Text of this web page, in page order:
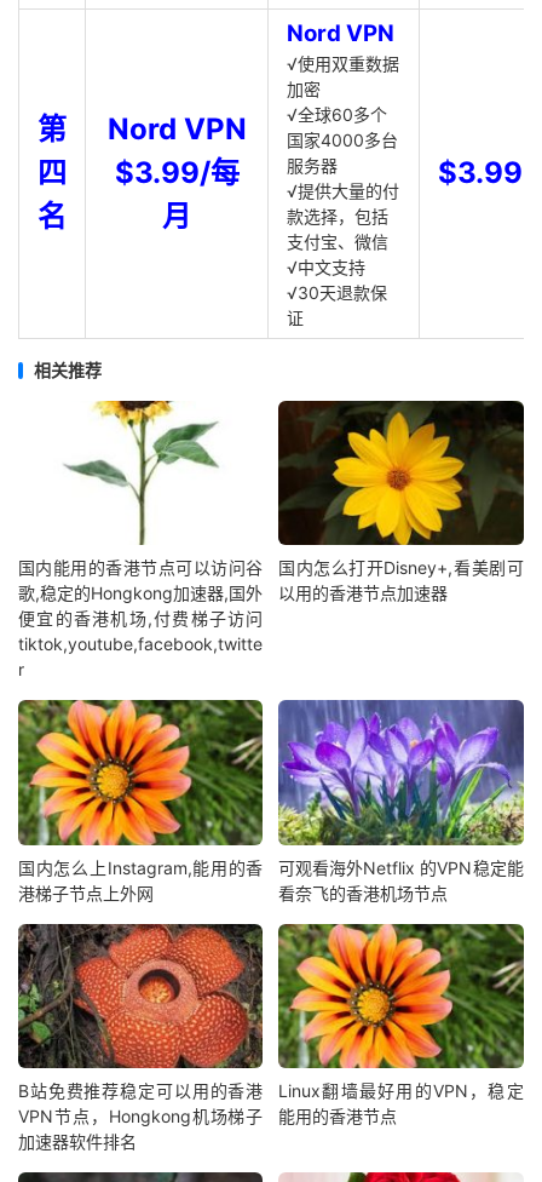
第
四
名
Nord VPN
$3.99/每
月
Nord VPN
√使用双重数据
加密
√全球60多个
国家4000多台
服务器
√提供大量的付
款选择，包括
支付宝、微信
√中文支持
√30天退款保
证
$3.99
相关推荐
国内能用的香港节点可以访问谷
歌,稳定的Hongkong加速器,国外
便宜的香港机场,付费梯子访问
tiktok,youtube,facebook,twitte
r
国内怎么打开Disney+,看美剧可
以用的香港节点加速器
国内怎么上Instagram,能用的香
港梯子节点上外网
可观看海外Netflix 的VPN稳定能
看奈飞的香港机场节点
B站免费推荐稳定可以用的香港
VPN节点，Hongkong机场梯子
加速器软件排名
Linux翻墙最好用的VPN，稳定
能用的香港节点